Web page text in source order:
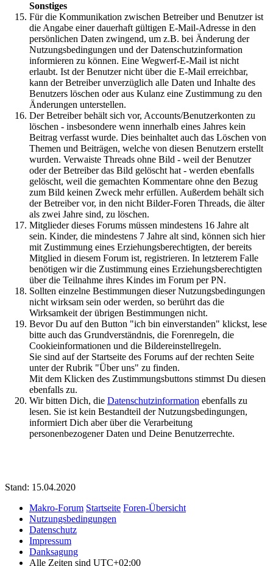
Sonstiges
Für die Kommunikation zwischen Betreiber und Benutzer ist
die Angabe einer dauerhaft gültigen E-Mail-Adresse in den
persönlichen Daten zwingend, um z.B. bei Änderung der
Nutzungsbedingungen und der Datenschutzinformation
informieren zu können. Eine Wegwerf-E-Mail ist nicht
erlaubt. Ist der Benutzer nicht über die E-Mail erreichbar,
kann der Betreiber unverzüglich alle Daten und Inhalte des
Benutzers löschen oder aus Kulanz eine Zustimmung zu den
Änderungen unterstellen.
Der Betreiber behält sich vor, Accounts/Benutzerkonten zu
löschen - insbesondere wenn innerhalb eines Jahres kein
Beitrag verfasst wurde. Dies beinhaltet auch das Löschen von
Themen und Beiträgen, welche von diesen Benutzern erstellt
wurden. Verwaiste Threads ohne Bild - weil der Benutzer
oder der Betreiber das Bild gelöscht hat - werden ebenfalls
gelöscht, weil die gemachten Kommentare ohne den Bezug
zum Bild keinen Zweck mehr erfüllen. Außerdem behält sich
der Betreiber vor, in den nicht Bilder-Foren Threads, die älter
als zwei Jahre sind, zu löschen.
Mitglieder dieses Forums müssen mindestens 16 Jahre alt
sein. Kinder, die mindestens 7 Jahre alt sind, können sich hier
mit Zustimmung eines Erziehungsberechtigten, der bereits
Mitglied in diesem Forum ist, registrieren. In letzterem Falle
benötigen wir die Zustimmung eines Erziehungsberechtigten
über die Teilnahme ihres Kindes im Forum per PN.
Sollten einzelne Bestimmungen dieser Nutzungsbedingungen
nicht wirksam sein oder werden, so berührt das die
Wirksamkeit der übrigen Bestimmungen nicht.
Bevor Du auf den Button "ich bin einverstanden" klickst, lese
bitte auch das Grundverständnis, die Forenregeln, die
Cookieinformationen und die Bildereinstellregeln.
Sie sind auf der Startseite des Forums auf der rechten Seite
unter der Rubrik "Über uns" zu finden.
Mit dem Klicken des Zustimmungsbuttons stimmst Du diesen
ebenfalls zu.
Wir bitten Dich, die Datenschutzinformation ebenfalls zu
lesen. Sie ist kein Bestandteil der Nutzungsbedingungen,
informiert Dich aber über die Verarbeitung
personenbezogener Daten und Deine Benutzerrechte.
Stand: 15.04.2020
Makro-Forum Startseite Foren-Übersicht
Nutzungsbedingungen
Datenschutz
Impressum
Danksagung
Alle Zeiten sind UTC+02:00